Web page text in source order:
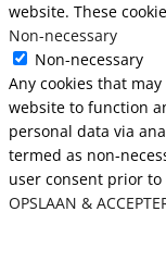
website. These
Non-necessary
Non-necessary
Any cookies that
website to function
personal data via
termed as non-
user consent prior
OPSLAAN &